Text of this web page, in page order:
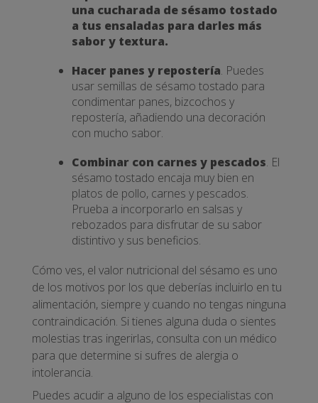
una cucharada de sésamo tostado
a tus ensaladas para darles más
sabor y textura.
Hacer panes y repostería. Puedes
usar semillas de sésamo tostado para
condimentar panes, bizcochos y
repostería, añadiendo una decoración
con mucho sabor.
Combinar con carnes y pescados. El
sésamo tostado encaja muy bien en
platos de pollo, carnes y pescados.
Prueba a incorporarlo en salsas y
rebozados para disfrutar de su sabor
distintivo y sus beneficios.
Cómo ves, el valor nutricional del sésamo es uno
de los motivos por los que deberías incluirlo en tu
alimentación, siempre y cuando no tengas ninguna
contraindicación. Si tienes alguna duda o sientes
molestias tras ingerirlas, consulta con un médico
para que determine si sufres de alergia o
intolerancia.
Puedes acudir a alguno de los especialistas con